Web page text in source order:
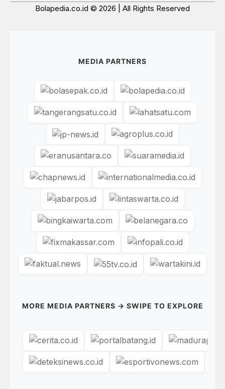
Bolapedia.co.id © 2026 | All Rights Reserved
MEDIA PARTNERS
MORE MEDIA PARTNERS → SWIPE TO EXPLORE